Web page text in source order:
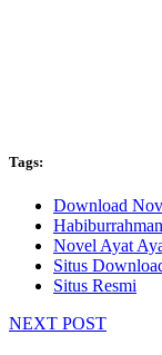
Tags:
Download
Novel Ayat
Situs
Situs Resmi
NEXT POST